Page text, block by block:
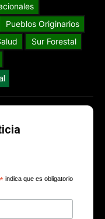
Pueblos Originarios
Sur Forestal
* indica que es obligatorio